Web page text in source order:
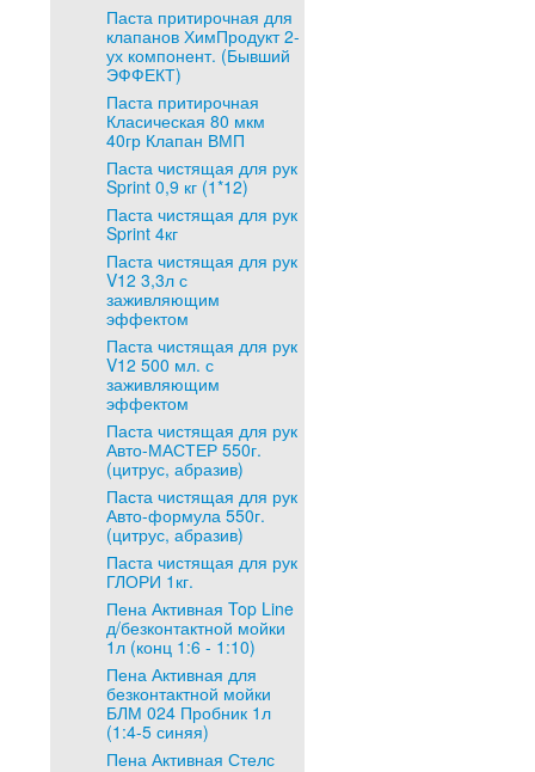
Паста притирочная для
клапанов ХимПродукт 2-
ух компонент. (Бывший
ЭФФЕКТ)
Паста притирочная
Класическая 80 мкм
40гр Клапан ВМП
Паста чистящая для рук
Sprint 0,9 кг (1*12)
Паста чистящая для рук
Sprint 4кг
Паста чистящая для рук
V12 3,3л с
заживляющим
эффектом
Паста чистящая для рук
V12 500 мл. с
заживляющим
эффектом
Паста чистящая для рук
Авто-МАСТЕР 550г.
(цитрус, абразив)
Паста чистящая для рук
Авто-формула 550г.
(цитрус, абразив)
Паста чистящая для рук
ГЛОРИ 1кг.
Пена Активная Top Line
д/безконтактной мойки
1л (конц 1:6 - 1:10)
Пена Активная для
безконтактной мойки
БЛМ 024 Пробник 1л
(1:4-5 синяя)
Пена Активная Стелс